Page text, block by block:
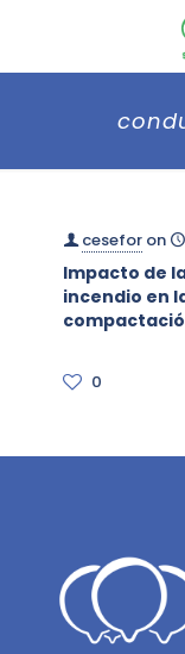
cesefor on
Impacto de
incendio en
0